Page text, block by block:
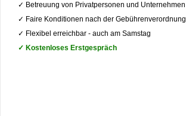
✓ Betreuung von Privatpersonen und Unternehmen
✓ Faire Konditionen nach der Gebührenverordnung
✓ Flexibel erreichbar - auch am Samstag
✓ Kostenloses Erstgespräch